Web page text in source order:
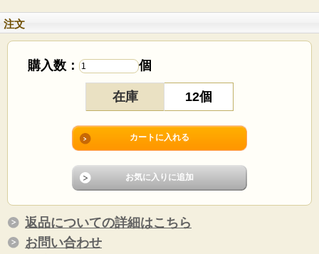
注文
購入数： 個
在庫 12個
返品についての詳細はこちら
お問い合わせ